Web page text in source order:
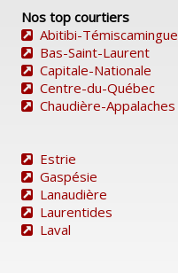
Nos top courtiers
Abitibi-Témiscamingue
Bas-Saint-Laurent
Capitale-Nationale
Centre-du-Québec
Chaudière-Appalaches
Estrie
Gaspésie
Lanaudière
Laurentides
Laval